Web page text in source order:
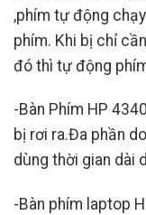
,phím tự động
phím. Khi bị chỉ
đó thì tự động
-Bàn Phím HP
bị rơi ra.Đa phần
dùng thời gian dài
-Bàn phím laptop